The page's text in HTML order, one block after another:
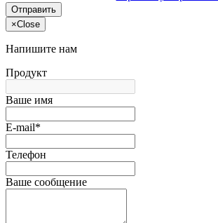
Отправить
×Close
Напишите нам
Продукт
Ваше имя
E-mail*
Телефон
Ваше сообщение